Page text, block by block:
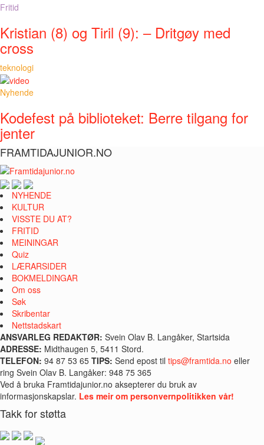
Fritid
Kristian (8) og Tiril (9): – Dritgøy med
cross
teknologi
Nyhende
Kodefest på biblioteket: Berre tilgang for
jenter
FRAMTIDAJUNIOR.NO
NYHENDE
KULTUR
VISSTE DU AT?
FRITID
MEININGAR
Quiz
LÆRARSIDER
BOKMELDINGAR
Om oss
Søk
Skribentar
Nettstadskart
ANSVARLEG REDAKTØR: Svein Olav B. Langåker, Startsida
ADRESSE: Midthaugen 5, 5411 Stord.
TELEFON: 94 87 53 65 TIPS: Send epost til tips@framtida.no eller
ring Svein Olav B. Langåker: 948 75 365
Ved å bruka Framtidajunior.no aksepterer du bruk av
informasjonskapslar. Les meir om personvernpolitikken vår!
Takk for støtta